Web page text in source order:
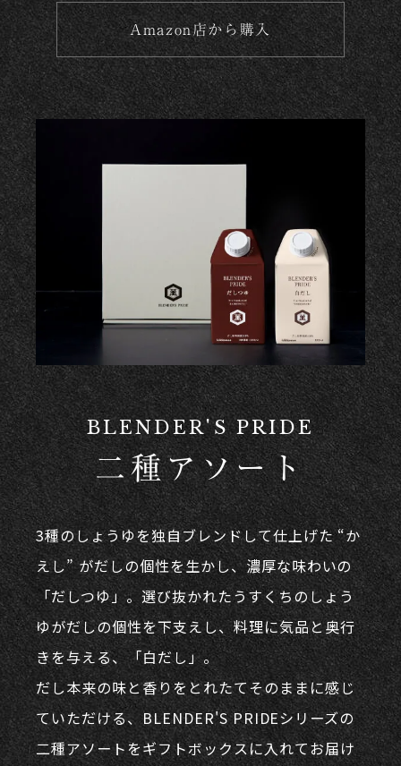
Amazon店から購入
BLENDER'S PRIDE
二種アソート
3種のしょうゆを独自ブレンドして仕上げた “か
えし” がだしの個性を生かし、濃厚な味わいの
「だしつゆ」。選び抜かれたうすくちのしょう
ゆがだしの個性を下支えし、料理に気品と奥⾏
きを与える、「白だし」。
だし本来の味と⾹りをとれたてそのままに感じ
ていただける、BLENDER'S PRIDEシリーズの
二種アソートをギフトボックスに入れてお届け